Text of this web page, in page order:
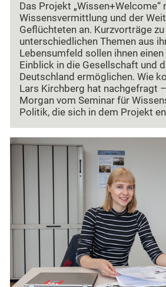
Das Projekt
Wissensvermittlung und der
Geflüchteten an. Kurzvorträge zu
unterschiedlichen Themen aus
Lebensumfeld sollen ihnen
Einblick in die Gesellschaft und
Deutschland ermöglichen. Wie
Lars Kirchberg hat nachgefragt
Morgan vom Seminar für
Politik, die sich in dem Projekt